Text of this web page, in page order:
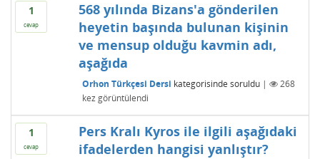
1
cevap
568 yılında Bizans'a gönderilen
heyetin başında bulunan kişinin
ve mensup olduğu kavmin adı,
aşağıda
Orhon Türkçesi Dersi kategorisinde soruldu |
268
kez görüntülendi
1
cevap
Pers Kralı Kyros ile ilgili aşağıdaki
ifadelerden hangisi yanlıştır?